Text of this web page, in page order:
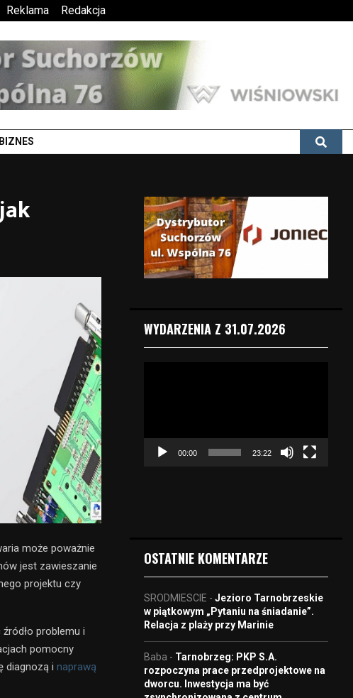
Reklama Redakcja
może poważnie
jest zawieszanie
projektu czy
problemu i
pomocny
diagnozą i naprawą
WYDARZENIA Z 31.07.2026
e
o
00:00 23:22
OSTATNIE KOMENTARZE
SRODMIESCIE - Jezioro Tarnobrzeskie
w piątkowym „Pytaniu na śniadanie”.
Relacja z plaży przy Marinie
Baba - Tarnobrzeg: PKP S.A.
rozpoczyna prace przedprojektowe na
dworcu. Inwestycja ma być